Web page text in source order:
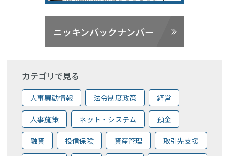
ニッキンバックナンバー
カテゴリで見る
人事異動情報 法令制度政策 経営
人事施策 ネット・システム 預金
融資 投信保険 資産管理 取引先支援